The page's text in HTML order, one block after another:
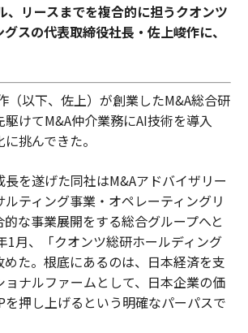
、リースまでを複合的に担うクオンツ
スの代表取締役社長・佐上峻作に、
（以下、佐上）が創業したM&A総合研
けてM&A仲介業務にAI技術を導入
挑んできた。
を遂げた同社はM&Aアドバイザリー
ティング事業・オペレーティングリ
な事業展開をする総合グループへと
1月、「クオンツ総研ホールディング
めた。根底にあるのは、日本経済を支
ョナルファームとして、日本企業の価
を押し上げるという明確なパーパスで